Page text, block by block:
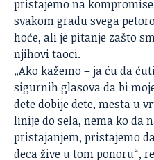
pristajemo na
svakom gradu svega
hoće, ali je pitanje zašto
njihovi taoci.
„Ako kažemo – ja ću da
sigurnih glasova da bi
dete dobije dete, mesta u
linije do sela, nema ko da
pristajanjem, pristajemo
deca žive u tom ponoru“,